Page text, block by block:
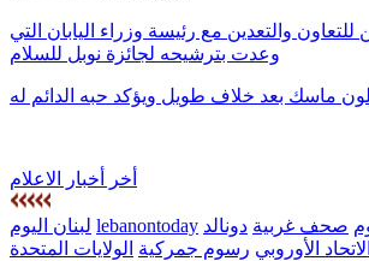
للتعاون والتعدين مع رئيسة وزراء اليابان التي
وعدت بترشيحه لجائزة نوبل للسلام
ماسك بعد خلاف طويل ويؤكد حبه الدائم له
أخر أخبار الاعلام
لبنان اليوم lebanontoday صحف غربية دونالد
الاتحاد الأوروبي رسوم جمركية الولايات المتحدة